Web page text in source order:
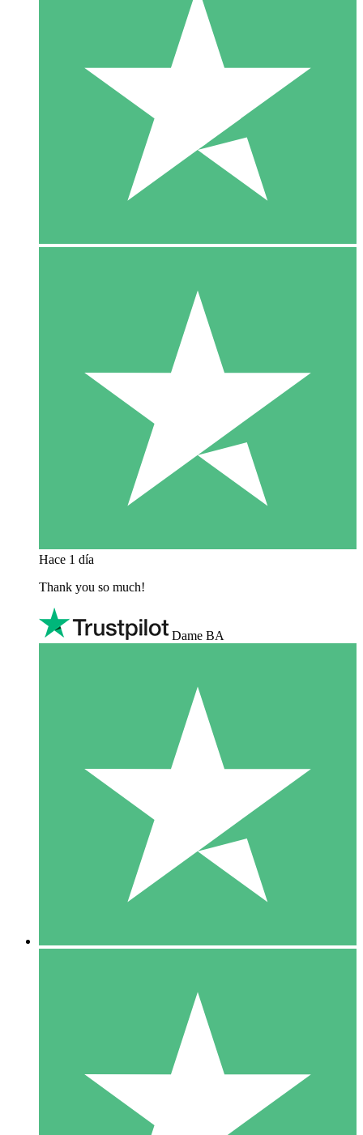
Hace 1 día
Thank you so much!
Dame BA